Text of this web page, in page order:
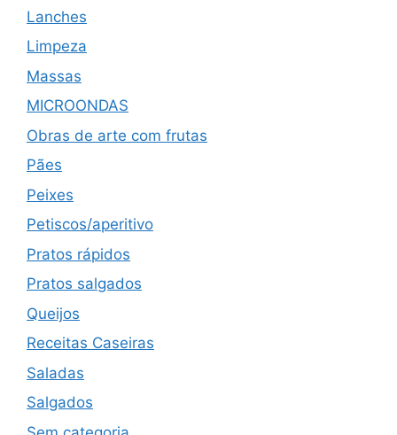
Lanches
Limpeza
Massas
MICROONDAS
Obras de arte com frutas
Pães
Peixes
Petiscos/aperitivo
Pratos rápidos
Pratos salgados
Queijos
Receitas Caseiras
Saladas
Salgados